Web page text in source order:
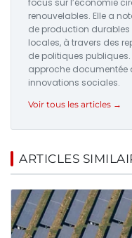
renouvelables. Elle a
de production durables
locales, à travers des
de politiques
approche documentée
innovations sociales.
Voir tous les articles →
ARTICLES